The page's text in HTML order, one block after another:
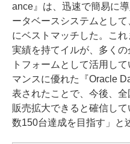
ance』は、迅速で簡易に
ータベースシステムとし
にベストマッチした。こ
実績を持てイルが、多く
トフォームとして活用し
マンスに優れた『Oracle
表されたことで、今後、
販売拡大できると確信し
数150台達成を目指す」と